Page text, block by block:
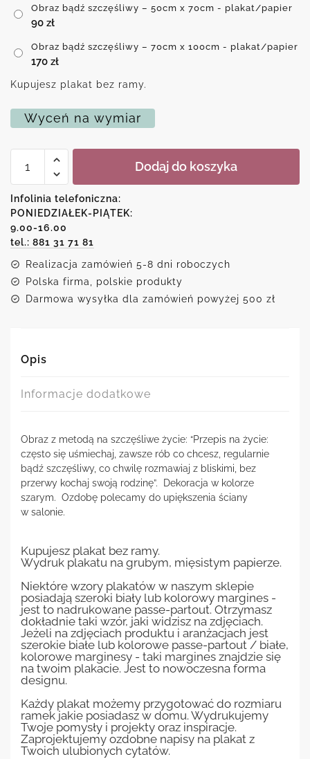
Obraz bądź szczęśliwy – 50cm x 70cm - plakat/papier
90 zł
Obraz bądź szczęśliwy – 70cm x 100cm - plakat/papier
170 zł
Kupujesz plakat bez ramy.
Wyceń na wymiar
Obraz
szczęśliwy
Dodaj do koszyka
Infolinia telefoniczna:
PONIEDZIAŁEK-PIĄTEK:
9.00-16.00
tel.: 881 31 71 81
Realizacja zamówień 5-8 dni roboczych
Polska firma, polskie produkty
Darmowa wysyłka dla zamówień powyżej 500 zł
Opis
Informacje dodatkowe
Obraz z metodą na szczęśliwe życie: “Przepis na życie:
często się uśmiechaj, zawsze rób co chcesz, regularnie
bądź szczęśliwy, co chwilę rozmawiaj z bliskimi, bez
przerwy kochaj swoją rodzinę”. Dekoracja w kolorze
szarym. Ozdobę polecamy do upiększenia ściany
w salonie.
Kupujesz plakat bez ramy.
Wydruk plakatu na grubym, mięsistym papierze.
Niektóre wzory plakatów w naszym sklepie
posiadają szeroki biały lub kolorowy margines -
jest to nadrukowane passe-partout. Otrzymasz
dokładnie taki wzór, jaki widzisz na zdjęciach.
Jeżeli na zdjęciach produktu i aranżacjach jest
szerokie białe lub kolorowe passe-partout / białe,
kolorowe marginesy - taki margines znajdzie się
na twoim plakacie. Jest to nowoczesna forma
designu.
Każdy plakat możemy przygotować do rozmiaru
ramek jakie posiadasz w domu. Wydrukujemy
Twoje pomysły i projekty oraz inspiracje.
Zaprojektujemy ozdobne napisy na plakat z
Twoich ulubionych cytatów.